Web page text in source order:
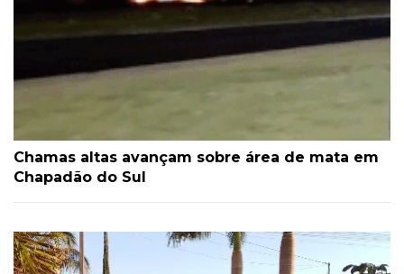
Chamas altas avançam sobre área de mata em
Chapadão do Sul